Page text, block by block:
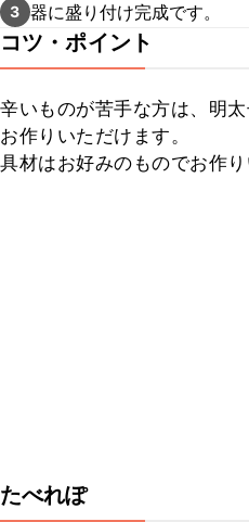
3 器に盛り付け完成です。
コツ・ポイント
辛いものが苦手な方は、明
お作りいただけます。
具材はお好みのものでお作り
たべれぽ